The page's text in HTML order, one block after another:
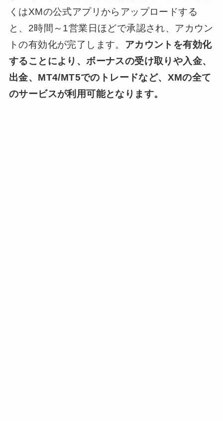
くはXMの公式アプリからアップロードする
と、2時間～1営業日ほどで承認され、アカウン
トの有効化が完了します。
アカウントを有効化
することにより、ボーナスの受け取りや入金、
出金、MT4/MT5でのトレードなど、XMの全て
のサービスが利用可能となります。